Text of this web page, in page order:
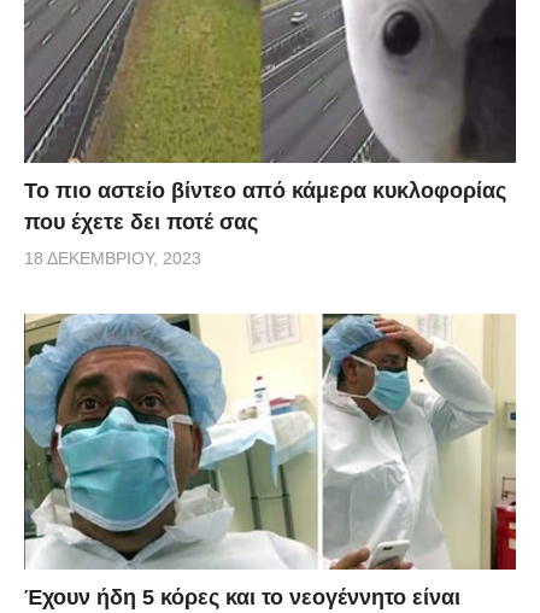
Το πιο αστείο βίντεο από κάμερα κυκλοφορίας
που έχετε δει ποτέ σας
18 ΔΕΚΕΜΒΡΊΟΥ, 2023
Έχουν ήδη 5 κόρες και το νεογέννητο είναι